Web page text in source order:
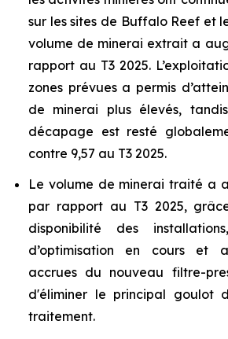
sur les sites de Buffalo Reef et
volume de minerai extrait a
rapport au T3 2025.
zones prévues a permis
de minerai plus élevés,
décapage est resté
contre 9,57 au T3 2025.
Le volume de minerai traité a
par rapport au T3 2025,
disponibilité des
d’optimisation en cours et
accrues du nouveau filtre-
d'éliminer le principal goulot
traitement.